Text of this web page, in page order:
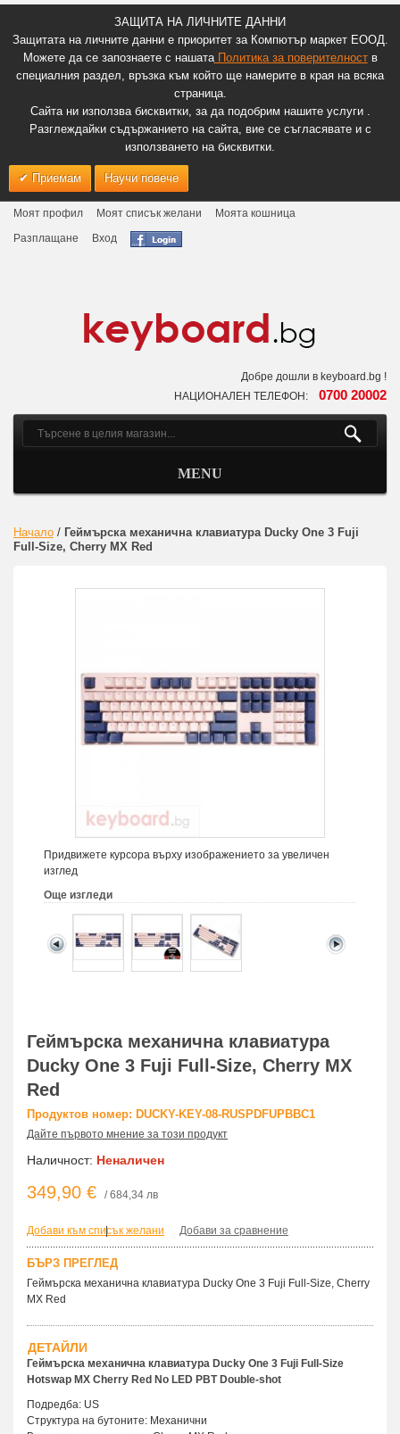
ЗАЩИТА НА ЛИЧНИТЕ ДАННИ
Защитата на личните данни е приоритет за Компютър маркет ЕООД.
Можете да се запознаете с нашатаПолитика за поверителноств
специалния раздел, връзка към който ще намерите в края на всяка
страница.
Сайта ни използва бисквитки, за да подобрим нашите услуги .
Разглеждайки съдържанието на сайта, вие се съгласявате и с
използването на бисквитки.
Приемам Научи повече
Моят профил Моят списък желани
Моята кошница
Разплащане
Вход
Добре дошли в keyboard.bg !
НАЦИОНАЛЕН ТЕЛЕФОН: 0700 20002
MENU
Начало / Геймърскa механична клавиатура Ducky One 3 Fuji
Full-Size, Cherry MX Red
Придвижете курсора върху изображението за увеличен
изглед
Още изгледи
Геймърскa механична клавиатура
Ducky One 3 Fuji Full-Size, Cherry MX
Red
Продуктов номер: DUCKY-KEY-08-RUSPDFUPBBC1
Дайте първото мнение за този продукт
Наличност: Неналичен
349,90 € / 684,34 лв
Добави към списък желани
| Добави за сравнение
БЪРЗ ПРЕГЛЕД
Геймърскa механична клавиатура Ducky One 3 Fuji Full-Size, Cherry
MX Red
ДЕТАЙЛИ
Геймърска механична клавиатура Ducky One 3 Fuji Full-Size
Hotswap MX Cherry Red No LED PBT Double-shot
Подредба: US
Структура на бутоните: Механични